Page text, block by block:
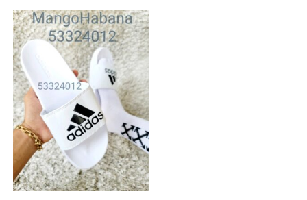
Las
opciones
se
pueden
elegir
en
página
de
producto